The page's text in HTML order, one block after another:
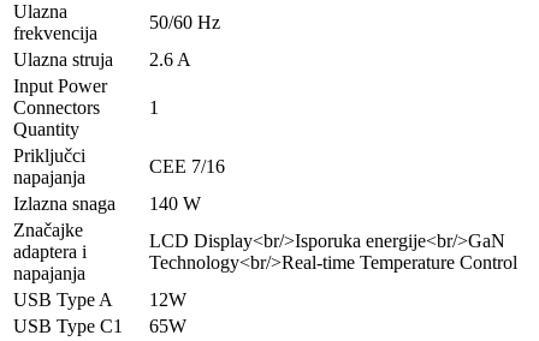
Ulazna
frekvencija
50/60 Hz
Ulazna struja
2.6 A
Input Power
Connectors
Quantity
1
Priključci
napajanja
CEE 7/16
Izlazna snaga
140 W
Značajke
adaptera i
napajanja
LCD Display<br/>Isporuka energije<br/>GaN
Technology<br/>Real-time Temperature Control
USB Type A
12W
USB Type C1
65W